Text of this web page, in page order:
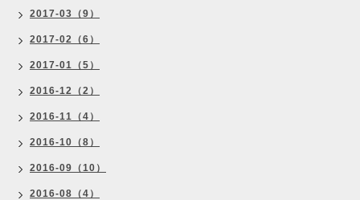
2017-03（9）
2017-02（6）
2017-01（5）
2016-12（2）
2016-11（4）
2016-10（8）
2016-09（10）
2016-08（4）